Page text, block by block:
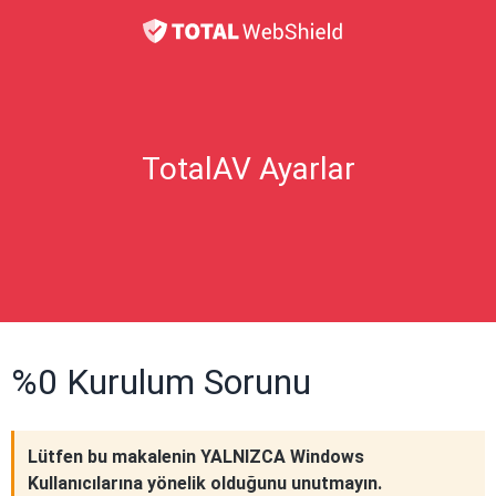
TotalAV Ayarlar
%0 Kurulum Sorunu
Lütfen bu makalenin YALNIZCA Windows
Kullanıcılarına yönelik olduğunu unutmayın.